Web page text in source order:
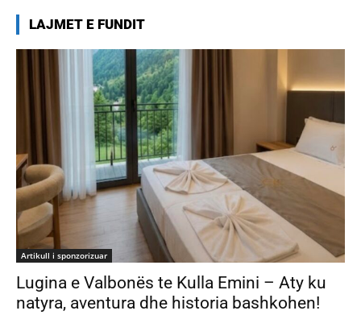
LAJMET E FUNDIT
Artikull i sponzorizuar
Lugina e Valbonës te Kulla Emini – Aty ku
natyra, aventura dhe historia bashkohen!